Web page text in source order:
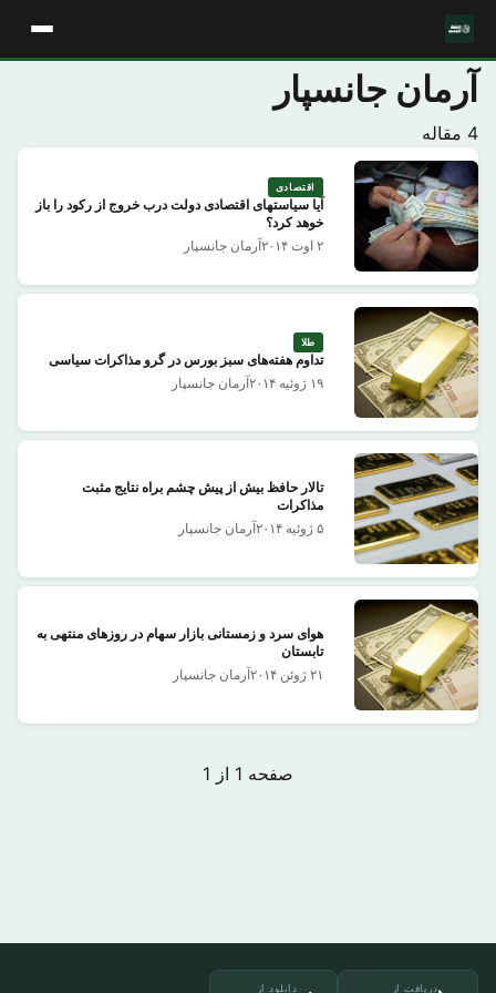
آرمان جانسپار
4 مقاله
اقتصادی
آیا سیاستهای اقتصادی دولت درب خروج از رکود را باز
خوهد کرد؟
آرمان جانسپار ۲ اوت ۲۰۱۴
طلا
تداوم هفتەهای سبز بورس در گرو مذاکرات سیاسی
آرمان جانسپار ۱۹ ژوئیه ۲۰۱۴
تالار حافظ بیش از پیش چشم براه نتایج مثبت
مذاکرات
آرمان جانسپار ۵ ژوئیه ۲۰۱۴
هوای سرد و زمستانی بازار سهام در روزهای منتهی بە
تابستان
آرمان جانسپار ۲۱ ژوئن ۲۰۱۴
صفحه 1 از 1
دریافت از دانلود از